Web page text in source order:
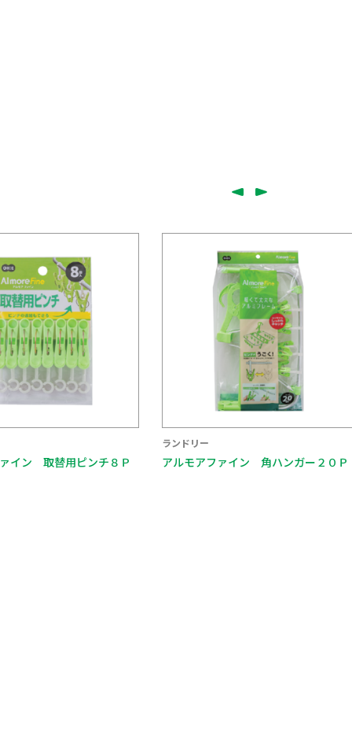
イン 角ハンガー２０Ｐ
ランドリー
ＬＳ 竿ピンチ １０個入 ホワイト